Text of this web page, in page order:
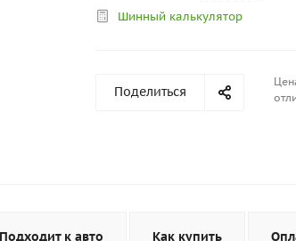
Шинный калькулятор
Поделиться
Подходит к авто Как купить